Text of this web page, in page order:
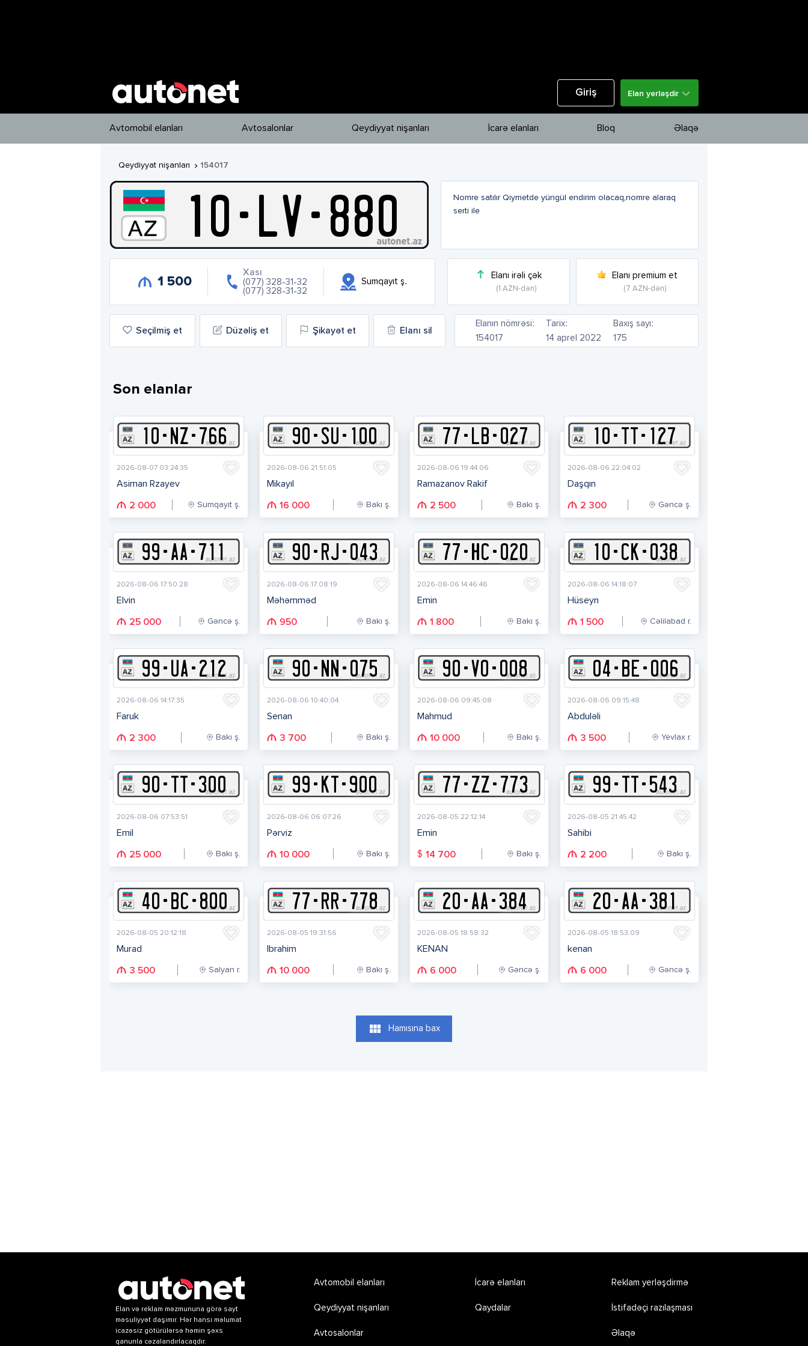
Giriş Elan yerləşdir
Avtomobil elanları Avtosalonlar Qeydiyyat nişanları İcarə elanları Bloq Əlaqə
Qeydiyyat nişanları  154017
10-LV-880
Nomre satılır Qiymetde yüngül endirim olacaq,nomre alaraq
serti ile
1 500
Xası
(077) 328-31-32
(077) 328-31-32
Sumqayıt ş.
Elanı irəli çək
(1 AZN-dən)
Elanı premium et
(7 AZN-dən)
Seçilmiş et Düzəliş et Şikayət et Elanı sil
Elanın nömrəsi:
154017
Tarix:
14 aprel 2022
Baxış sayı:
175
Son elanlar
10-NZ-766
2026-08-07 03:24:35
Asiman Rzayev
2 000 Sumqayıt ş.
90-SU- 100
2026-08-06 21:51:05
Mikayıl
16 000 Bakı ş.
77-LB-027
2026-08-06 19:44:06
Ramazanov Rakif
2 500 Bakı ş.
10-TT- 127
2026-08-06 22:04:02
Daşqın
2 300 Gəncə ş.
99-AA-711
2026-08-06 17:50:28
Elvin
25 000 Gəncə ş.
90-RJ-043
2026-08-06 17:08:19
Məhəmməd
950 Bakı ş.
77-HC-020
2026-08-06 14:46:46
Emin
1 800 Bakı ş.
10-CK-038
2026-08-06 14:18:07
Hüseyn
1 500 Cəlilabad r.
99-UA-212
2026-08-06 14:17:35
Faruk
2 300 Bakı ş.
90-NN-075
2026-08-06 10:40:04
Senan
3 700 Bakı ş.
90-VO-008
2026-08-06 09:45:08
Mahmud
10 000 Bakı ş.
04-BE-006
2026-08-06 09:15:48
Abduləli
3 500 Yevlax r.
90-TT-300
2026-08-06 07:53:51
Emil
25 000 Bakı ş.
99-KT-900
2026-08-06 06:07:26
Pərviz
10 000 Bakı ş.
77-ZZ-773
2026-08-05 22:12:14
Emin
$ 14 700 Bakı ş.
99-TT-543
2026-08-05 21:45:42
Sahibi
2 200 Bakı ş.
40-BC-800
2026-08-05 20:12:18
Murad
3 500 Salyan r.
77-RR-778
2026-08-05 19:31:56
Ibrahim
10 000 Bakı ş.
20-AA-384
2026-08-05 18:58:32
KENAN
6 000 Gəncə ş.
20-AA-381
2026-08-05 18:53:09
kenan
6 000 Gəncə ş.
view_module Hamısına bax
Elan və reklam məzmununa görə sayt
məsuliyyət daşımır. Hər hansı məlumat
icazəsiz götürülərsə həmin şəxs
qanunla cəzalandırlacaqdır.
Avtomobil elanları
Qeydiyyat nişanları
Avtosalonlar
İcarə elanları
Qaydalar
Reklam yerləşdirmə
İstifadəçi razılaşması
Əlaqə